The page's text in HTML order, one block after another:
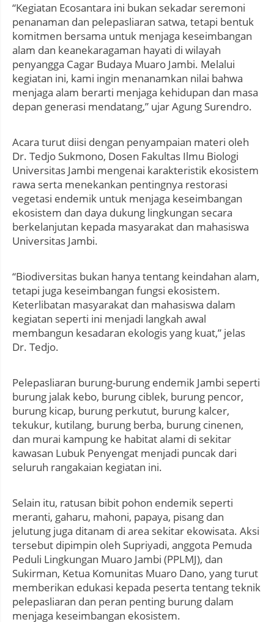
“Kegiatan Ecosantara ini bukan sekadar seremoni
penanaman dan pelepasliaran satwa, tetapi bentuk
komitmen bersama untuk menjaga keseimbangan
alam dan keanekaragaman hayati di wilayah
penyangga Cagar Budaya Muaro Jambi. Melalui
kegiatan ini, kami ingin menanamkan nilai bahwa
menjaga alam berarti menjaga kehidupan dan masa
depan generasi mendatang,” ujar Agung Surendro.
Acara turut diisi dengan penyampaian materi oleh
Dr. Tedjo Sukmono, Dosen Fakultas Ilmu Biologi
Universitas Jambi mengenai karakteristik ekosistem
rawa serta menekankan pentingnya restorasi
vegetasi endemik untuk menjaga keseimbangan
ekosistem dan daya dukung lingkungan secara
berkelanjutan kepada masyarakat dan mahasiswa
Universitas Jambi.
“Biodiversitas bukan hanya tentang keindahan alam,
tetapi juga keseimbangan fungsi ekosistem.
Keterlibatan masyarakat dan mahasiswa dalam
kegiatan seperti ini menjadi langkah awal
membangun kesadaran ekologis yang kuat,” jelas
Dr. Tedjo.
Pelepasliaran burung-burung endemik Jambi seperti
burung jalak kebo, burung ciblek, burung pencor,
burung kicap, burung perkutut, burung kalcer,
tekukur, kutilang, burung berba, burung cinenen,
dan murai kampung ke habitat alami di sekitar
kawasan Lubuk Penyengat menjadi puncak dari
seluruh rangakaian kegiatan ini.
Selain itu, ratusan bibit pohon endemik seperti
meranti, gaharu, mahoni, papaya, pisang dan
jelutung juga ditanam di area sekitar ekowisata. Aksi
tersebut dipimpin oleh Supriyadi, anggota Pemuda
Peduli Lingkungan Muaro Jambi (PPLMJ), dan
Sukirman, Ketua Komunitas Muaro Dano, yang turut
memberikan edukasi kepada peserta tentang teknik
pelepasliaran dan peran penting burung dalam
menjaga keseimbangan ekosistem.